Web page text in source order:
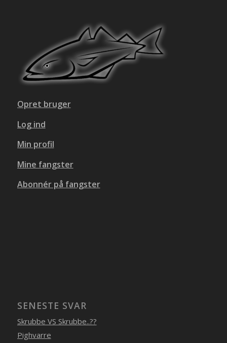
Opret bruger
Log ind
Min profil
Mine fangster
Abonnér på fangster
SENESTE SVAR
Skrubbe VS Skrubbe..??
Pighvarre